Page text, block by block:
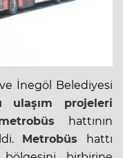
ve İnegöl Belediyesi
ulaşım projeleri
hattının
Metrobüs hattı